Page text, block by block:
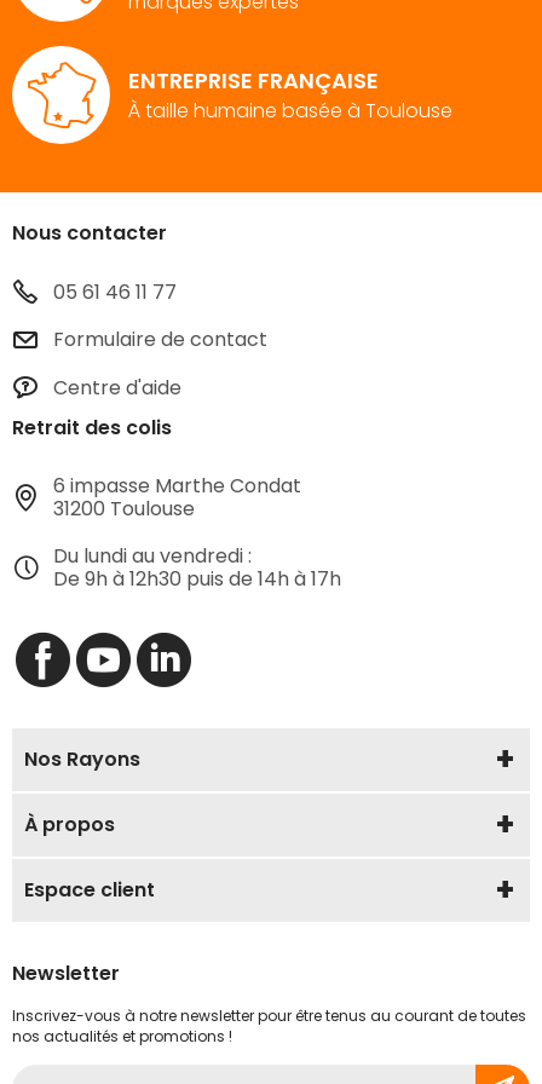
ENTREPRISE FRANÇAISE
À taille humaine basée à Toulouse
Nous contacter
05 61 46 11 77
Formulaire de contact
Centre d'aide
Retrait des colis
6 impasse Marthe Condat
31200 Toulouse
Du lundi au vendredi :
De 9h à 12h30 puis de 14h à 17h
Nos Rayons
À propos
Espace client
Newsletter
Inscrivez-vous à notre newsletter pour être tenus au courant de toutes
nos actualités et promotions !